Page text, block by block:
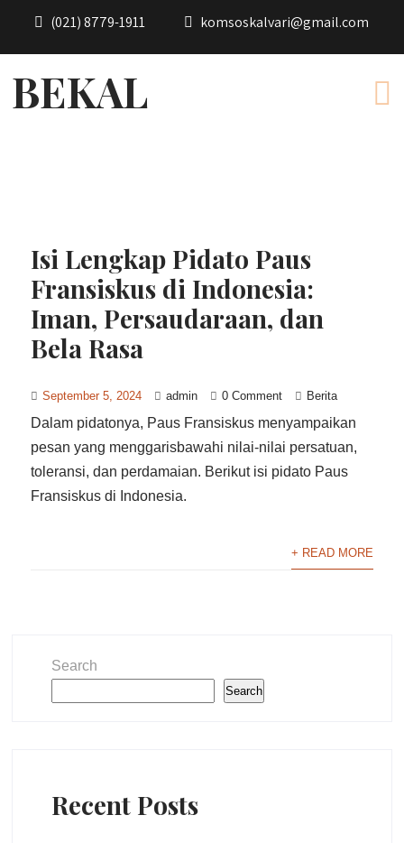
(021) 8779-1911 komsoskalvari@gmail.com
BEKAL
Isi Lengkap Pidato Paus
Fransiskus di Indonesia:
Iman, Persaudaraan, dan
Bela Rasa
September 5, 2024 admin 0 Comment Berita
Dalam pidatonya, Paus Fransiskus menyampaikan
pesan yang menggarisbawahi nilai-nilai persatuan,
toleransi, dan perdamaian. Berikut isi pidato Paus
Fransiskus di Indonesia.
+ READ MORE
Search
Search
Recent Posts